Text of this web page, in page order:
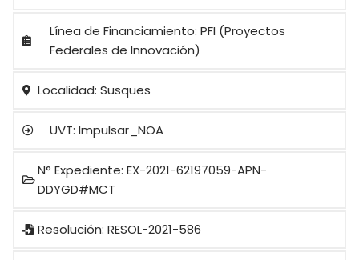
Línea de Financiamiento: PFI (Proyectos
Federales de Innovación)
Localidad: Susques
UVT: Impulsar_NOA
N° Expediente: EX-2021-62197059-APN-
DDYGD#MCT
Resolución: RESOL-2021-586